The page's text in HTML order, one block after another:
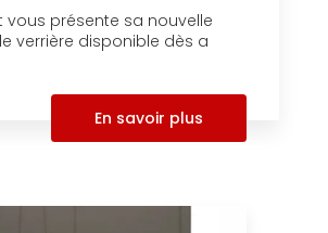
vous présente sa nouvelle
verrière disponible dès a
En savoir plus